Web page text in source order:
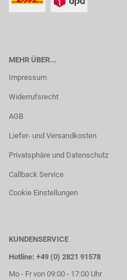
MEHR ÜBER...
Impressum
Widerrufsrecht
AGB
Liefer- und Versandkosten
Privatsphäre und Datenschutz
Callback Service
Cookie Einstellungen
KUNDENSERVICE
Hotline: +49 (0) 2821 91578
Mo - Fr von 09:00 - 17:00 Uhr